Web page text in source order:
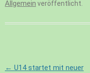
Allgemein veröffentlicht.
Beitragsnavigation
← U14 startet mit neuer